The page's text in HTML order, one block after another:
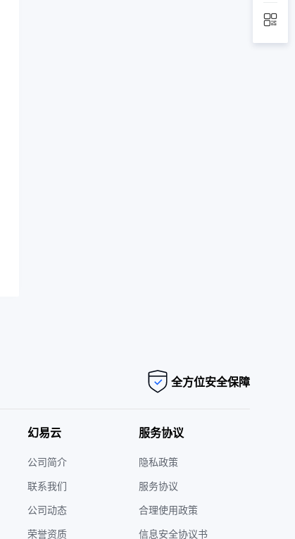
全方位安全保障
幻易云
公司简介
联系我们
公司动态
荣誉资质
服务协议
隐私政策
服务协议
合理使用政策
信息安全协议书